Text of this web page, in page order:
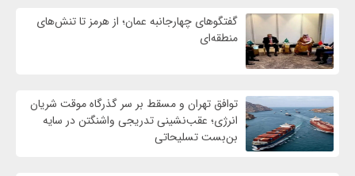
گفتگوهای چهارجانبه عمان؛ از هرمز تا تنش‌های
منطقه‌ای
توافق تهران و مسقط بر سر گذرگاه موقت شریان
انرژی؛ عقب‌نشینی تدریجی واشنگتن در سایه
بن‌بست تسلیحاتی